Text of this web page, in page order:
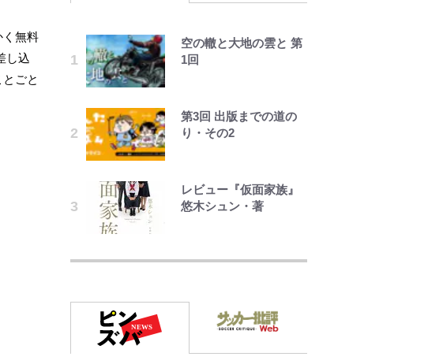
く無料
し込
ごと
空の轍と大地の雲と 第
1回
第3回 出版までの道の
り・その2
レビュー『仮面家族』
悠木シュン・著
ジャンルはそろそろ終
語ったこと